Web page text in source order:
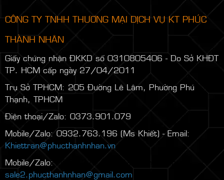
CÔNG TY TNHH THƯƠNG MẠI DỊCH VỤ KT PHÚC
THÀNH NHÂN
Giấy chứng nhận ĐKKD số 0310805406 - Do Sở KHĐT
TP. HCM cấp ngày 27/04/2011
Trụ Sở TPHCM: 205 Đường Lê Lâm, Phường Phú
Thạnh, TPHCM
Điện thoại/Zalo: 0373.901.079
Mobile/Zalo: 0932.763.196 (Ms Khiết) - Email:
Khiettran@phucthanhnhan.vn
Mobile/Zalo:
0986.272.500
sale2.phucthanhnhan@gmail.com